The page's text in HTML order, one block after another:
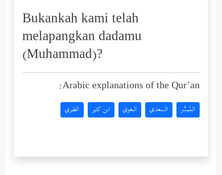
Bukankah kami telah
melapangkan dadamu
(Muhammad)?
Arabic explanations of the Qur’an:
المُيسَّر السعدي البغوي ابن كثير الطبري